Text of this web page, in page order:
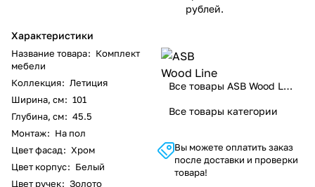
Характеристики
Название товара: Комплект
мебели
Коллекция: Летиция
Ширина, см: 101
Глубина, см: 45.5
Монтаж: На пол
Цвет фасад: Хром
Цвет корпус: Белый
Цвет ручек: Золото
рублей.
Все товары ASB Wood Line
Все товары категории
Вы можете оплатить заказ
после доставки и проверки
товара!